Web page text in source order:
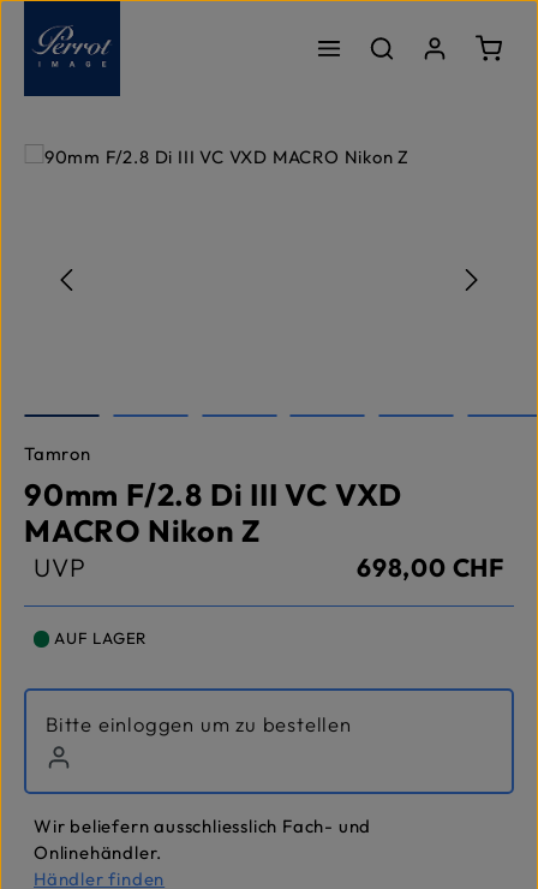
Zum Hauptinhalt springen
Bildergalerie überspringen
Tamron
90mm F/2.8 Di III VC VXD
MACRO Nikon Z
UVP 698,00 CHF
AUF LAGER
Bitte einloggen um zu bestellen
Wir beliefern ausschliesslich Fach- und
Onlinehändler.
Händler finden